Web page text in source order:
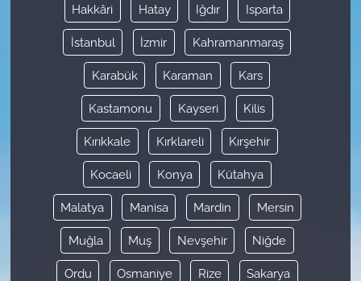
Hakkâri Hatay Iğdır Isparta
İstanbul İzmir Kahramanmaraş
Karabük Karaman Kars
Kastamonu Kayseri Kilis
Kırıkkale Kırklareli Kırşehir
Kocaeli Konya Kütahya
Malatya Manisa Mardin Mersin
Muğla Muş Nevşehir Niğde
Ordu Osmaniye Rize Sakarya